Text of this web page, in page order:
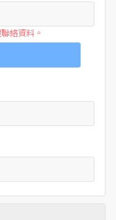
絡資料。